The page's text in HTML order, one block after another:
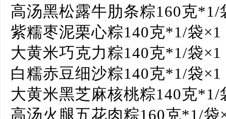
高汤黑松露牛肋条粽160克*1/
紫糯枣泥栗心粽140克*1/袋×1
大黄米巧克力粽140克*1/袋×1
白糯赤豆细沙粽140克*1/袋×1
大黄米黑芝麻核桃粽140克*1/
高汤火腿五花肉粽160克*1/袋